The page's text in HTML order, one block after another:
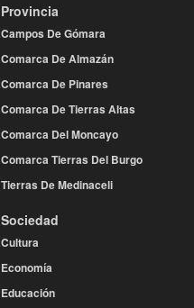
Provincia
Campos De Gómara
Comarca De Almazán
Comarca De Pinares
Comarca De Tierras Altas
Comarca Del Moncayo
Comarca Tierras Del Burgo
Tierras De Medinaceli
Sociedad
Cultura
Economía
Educación